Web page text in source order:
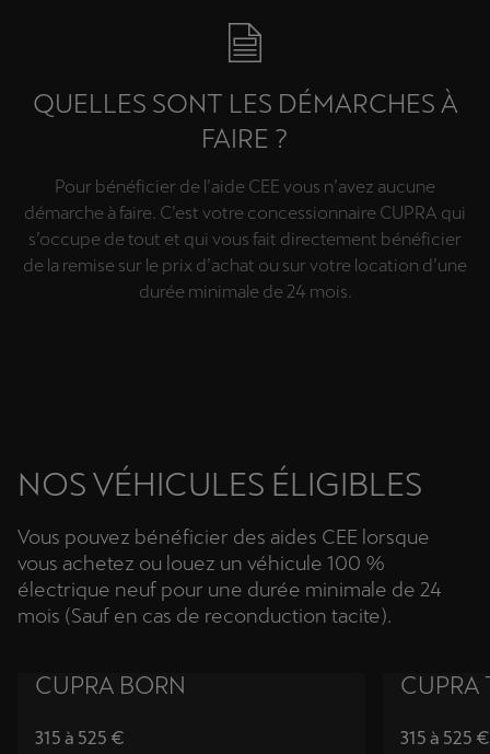
QUELLES SONT LES DÉMARCHES À
FAIRE ?
Pour bénéficier de l’aide CEE vous n’avez aucune
démarche à faire. C’est votre concessionnaire CUPRA qui
s’occupe de tout et qui vous fait directement bénéficier
de la remise sur le prix d’achat ou sur votre location d’une
durée minimale de 24 mois.
NOS VÉHICULES ÉLIGIBLES
Vous pouvez bénéficier des aides CEE lorsque
vous achetez ou louez un véhicule 100 %
électrique neuf pour une durée minimale de 24
mois (Sauf en cas de reconduction tacite).
CUPRA BORN
315 à 525 €
CUPRA
315 à 525 €